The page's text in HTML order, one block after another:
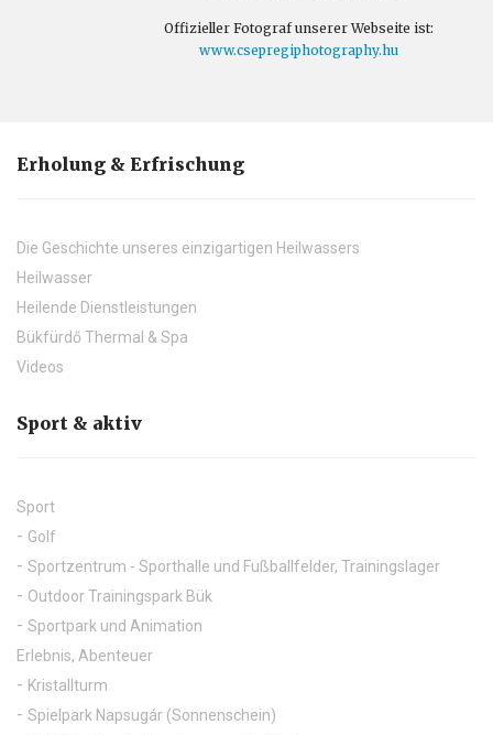
Offizieller Fotograf unserer Webseite ist:
www.csepregiphotography.hu
Erholung & Erfrischung
Die Geschichte unseres einzigartigen Heilwassers
Heilwasser
Heilende Dienstleistungen
Bükfürdő Thermal & Spa
Videos
Sport & aktiv
Sport
Golf
Sportzentrum - Sporthalle und Fußballfelder, Trainingslager
Outdoor Trainingspark Bük
Sportpark und Animation
Erlebnis, Abenteuer
Kristallturm
Spielpark Napsugár (Sonnenschein)